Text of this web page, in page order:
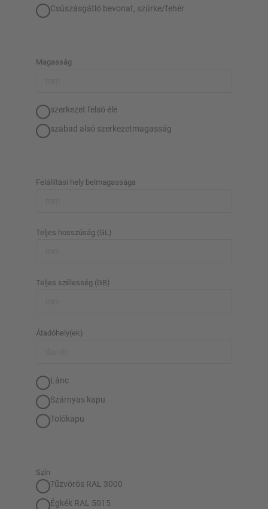
Csúszásgátló bevonat, szürke/fehér
Magasság
szerkezet felsö éle
szabad alsó szerkezetmagasság
Felállítási hely belmagassága
Teljes hosszúság (GL)
Teljes szélesség (GB)
Átadóhely(ek)
Lánc
Szárnyas kapu
Tolókapu
Szín
Tűzvörös RAL 3000
Égkék RAL 5015